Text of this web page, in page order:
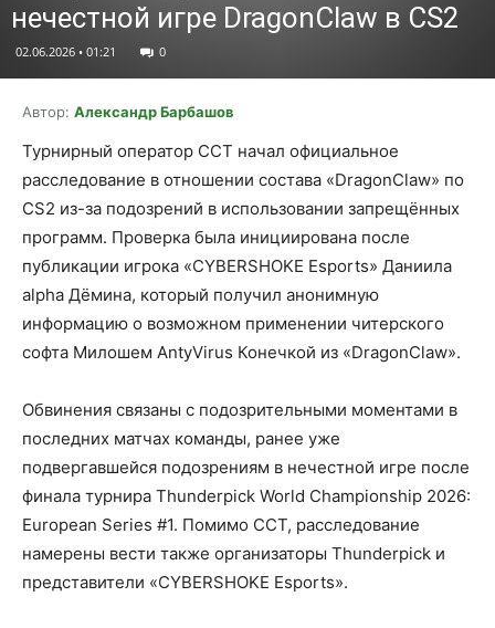
нечестной игре DragonClaw в CS2
02.06.2026 • 01:21 0
Автор: Александр Барбашов
Турнирный оператор CCT начал официальное
расследование в отношении состава «DragonClaw» по
CS2 из-за подозрений в использовании запрещённых
программ. Проверка была инициирована после
публикации игрока «CYBERSHOKE Esports» Даниила
alpha Дёмина, который получил анонимную
информацию о возможном применении читерского
софта Милошем AntyVirus Конечкой из «DragonClaw».
Обвинения связаны с подозрительными моментами в
последних матчах команды, ранее уже
подвергавшейся подозрениям в нечестной игре после
финала турнира Thunderpick World Championship 2026:
European Series #1. Помимо CCT, расследование
намерены вести также организаторы Thunderpick и
представители «CYBERSHOKE Esports».